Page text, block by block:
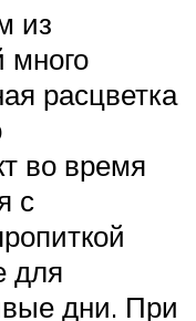
из
много
расцветка
во время
с
для
дни. При